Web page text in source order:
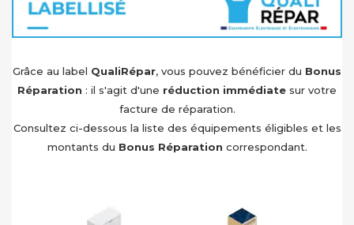
Grâce au label QualiRépar, vous pouvez bénéficier du Bonus
Réparation : il s'agit d'une réduction immédiate sur votre
facture de réparation.
Consultez ci-dessous la liste des équipements éligibles et les
montants du Bonus Réparation correspondant.